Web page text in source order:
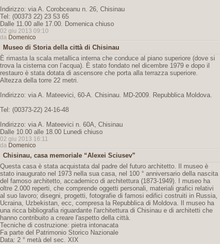
Indirizzo: via A. Corobceanu n. 26, Chisinau
Tel: (00373 22) 23 53 65
Dalle 11.00 alle 17.00. Domenica chiuso
02 giu 2013 09:10
da Domenico
Museo di Storia della città di Chisinau
È rimasta la scala metallica interna che conduce al piano superiore (dove si
trova la cisterna con l’acqua). È stato fondato nel dicembre 1979 e dopo il
restauro è stata dotata di ascensore che porta alla terrazza superiore.
Altezza della torre 22 metri.
Indirizzo: via A. Mateevici, 60-A. Chisinau. MD-2009. Repubblica Moldova.
Tel: (00373-22) 24-16-48
Indirizzo: via A. Mateevici n. 60A, Chisinau
Dalle 10.00 alle 18.00 Lunedi chiuso
02 giu 2013 16:11
da Domenico
Chisinau, casa memoriale “Alexei Sciusev”
Questa casa è stata acquistata dal padre del futuro architetto. Il museo è
stato inaugurato nel 1973 nella sua casa, nel 100 ° anniversario della nascita
del famoso architetto, accademico di architettura (1873-1949). I museo ha
oltre 2.000 reperti, che comprende oggetti personali, materiali grafici relativi
al suo lavoro; disegni, progetti, fotografie di famosi edifici costruiti in Russia,
Ucraina, Uzbekistan, ecc, compresa la Repubblica di Moldova. Il museo ha
una ricca bibliografia riguardante l'architettura di Chisinau e di architetti che
hanno contribuito a creare l'aspetto della città.
Tecniche di costruzione: pietra intonacata
Fa parte del Patrimonio Storico Nazionale
Data: 2 ° metà del sec. XIX